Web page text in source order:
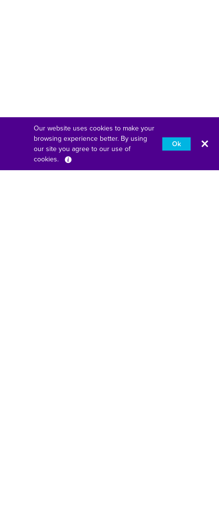
Our website uses cookies to make your
browsing experience better. By using
our site you agree to our use of
cookies.
Ok